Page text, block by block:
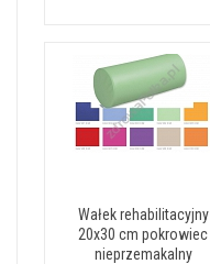
Wałek rehabilitacyjny
20x30 cm pokrowiec
nieprzemakalny